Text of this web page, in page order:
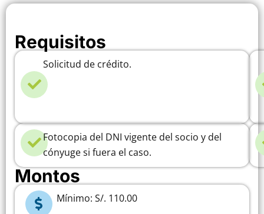
Requisitos
Solicitud de crédito.
Fotocopia del DNI vigente del socio y del
cónyuge si fuera el caso.
Montos
Mínimo: S/. 110.00​